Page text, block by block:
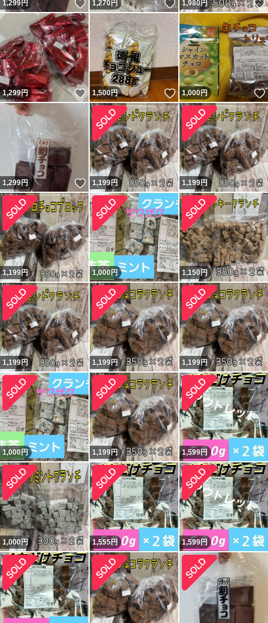
1,299円 いいね！
1,270円 いいね！
1,980円
1,299円 いいね！
1,500円 いいね！
1,000円
1,299円 いいね！
1,199円 1,199円
1,199円 1,000円 1,150円
1,199円 1,199円 1,199円
1,000円 1,199円 1,599円
1,000円 1,555円 1,599円